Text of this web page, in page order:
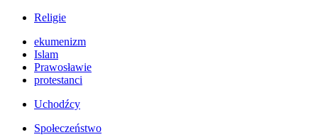
Religie
ekumenizm
Islam
Prawosławie
protestanci
Uchodźcy
Społeczeństwo